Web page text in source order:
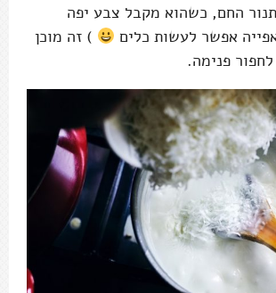
החם, כשהוא מקבל צבע יפה
אפשר לעשות כלים
) זה מוכן
פנימה.